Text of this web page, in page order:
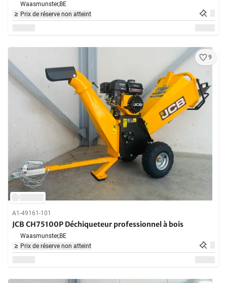
Waasmunster,BE
Prix de réserve non atteint
9
A1-49161-101
JCB CH75100P Déchiqueteur professionnel à bois
Waasmunster,BE
Prix de réserve non atteint